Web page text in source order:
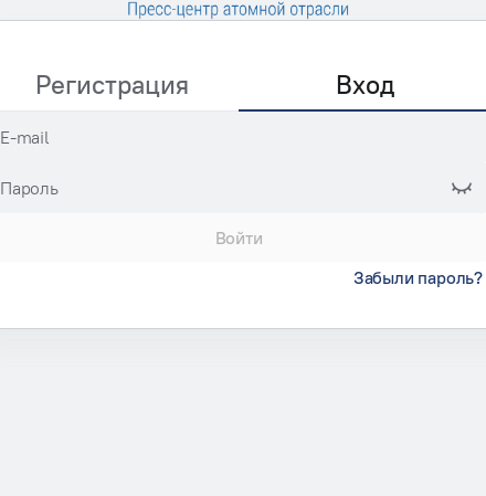
Регистрация Вход
E-mail
Пароль
Войти
Забыли пароль?